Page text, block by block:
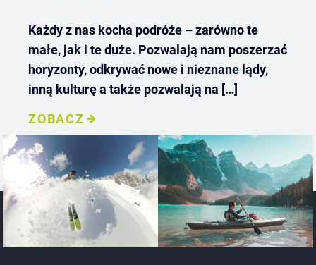
Każdy z nas kocha podróże – zarówno te
małe, jak i te duże. Pozwalają nam poszerzać
horyzonty, odkrywać nowe i nieznane lądy,
inną kulturę a także pozwalają na […]
ZOBACZ